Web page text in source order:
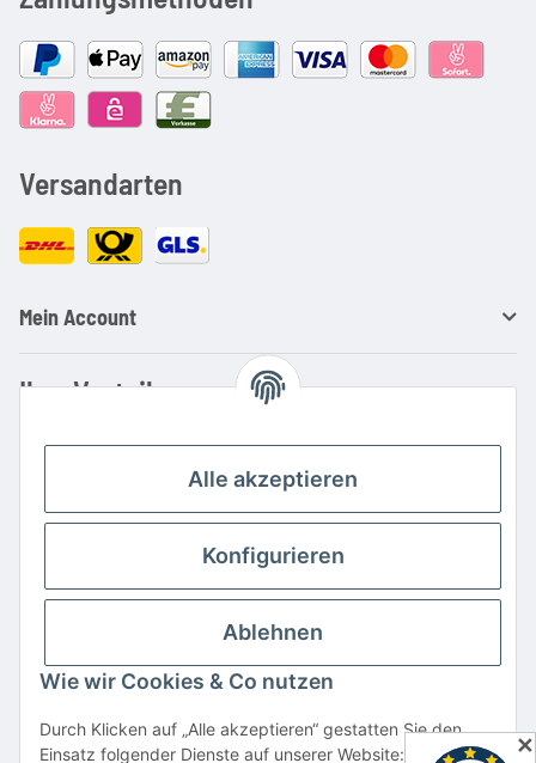
Versandarten
Mein Account
Ihre Vorteile
Kauf auf Rechnung
Große Auswahl an Netzteilen und Ladegeräten
Schnelle Lieferung
Hohe Lagerverfügbarkeit
Vertrag widerrufen
Alle akzeptieren
Konfigurieren
Ablehnen
Wie wir Cookies & Co nutzen
Durch Klicken auf „Alle akzeptieren“ gestatten Sie den
Einsatz folgender Dienste auf unserer Website: YouTube,
✕